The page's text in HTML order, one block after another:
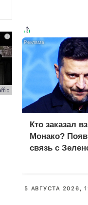
Кто заказал
Монако?
связь с
5 АВГУСТА 2026,